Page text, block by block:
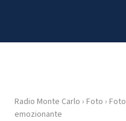
HOME
Radio Monte Carlo › Foto › Foto
emozionante